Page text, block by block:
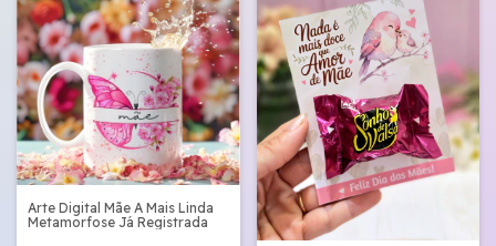
Arte Digital Mãe A Mais Linda
Metamorfose Já Registrada